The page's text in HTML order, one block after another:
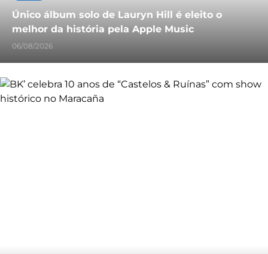
Único álbum solo de Lauryn Hill é eleito o
melhor da história pela Apple Music
06/08/2026